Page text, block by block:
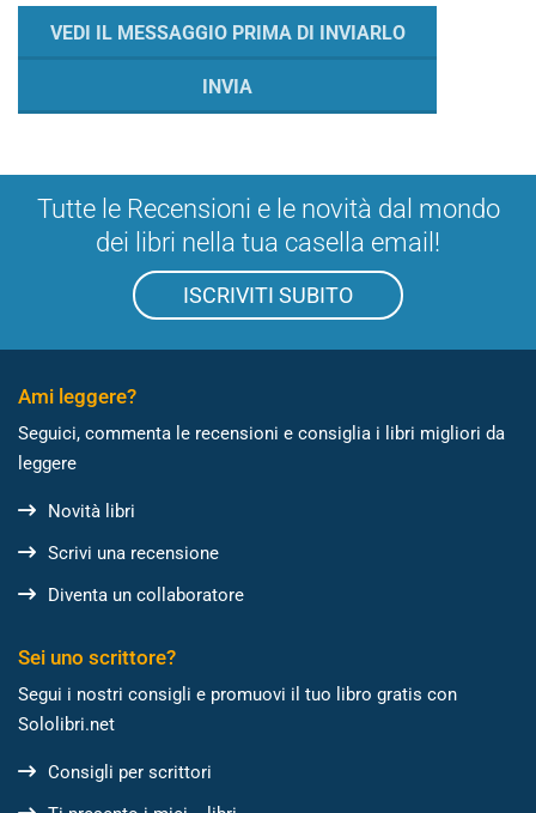
Tutte le Recensioni e le novità dal mondo
dei libri nella tua casella email!
ISCRIVITI SUBITO
Ami leggere?
Seguici, commenta le recensioni e consiglia i libri migliori da
leggere
Novità libri
Scrivi una recensione
Diventa un collaboratore
Sei uno scrittore?
Segui i nostri consigli e promuovi il tuo libro gratis con
Sololibri.net
Consigli per scrittori